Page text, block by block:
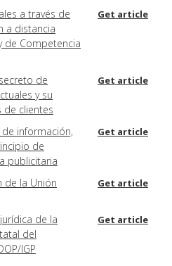
a través de
a distancia
de Competencia
Get article
de
y su
de clientes
Get article
información,
de
publicitaria
Get article
de la Unión
Get article
de la
del
IGP
Get article